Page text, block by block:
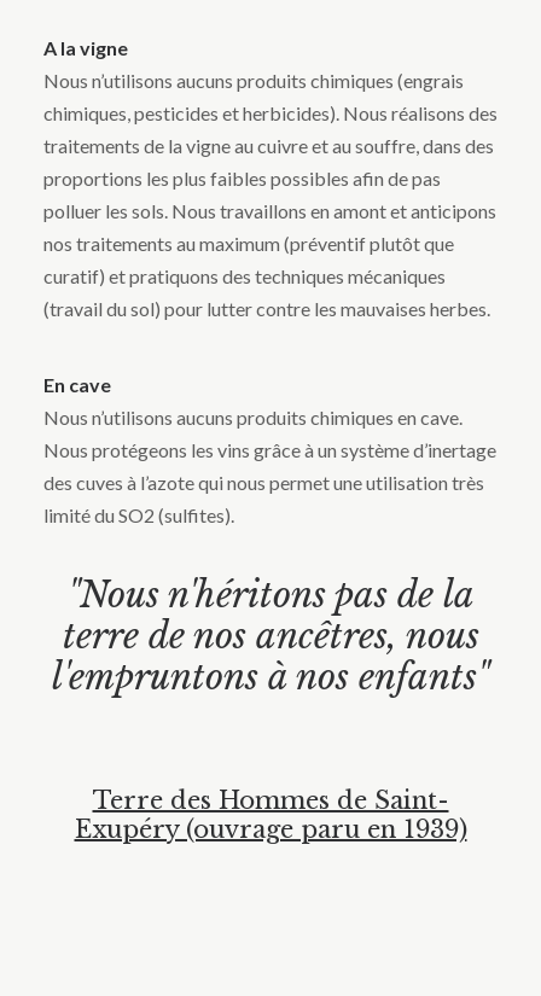
A la vigne
Nous n’utilisons aucuns produits chimiques (engrais
chimiques, pesticides et herbicides). Nous réalisons des
traitements de la vigne au cuivre et au souffre, dans des
proportions les plus faibles possibles afin de pas
polluer les sols. Nous travaillons en amont et anticipons
nos traitements au maximum (préventif plutôt que
curatif) et pratiquons des techniques mécaniques
(travail du sol) pour lutter contre les mauvaises herbes.
En cave
Nous n’utilisons aucuns produits chimiques en cave.
Nous protégeons les vins grâce à un système d’inertage
des cuves à l’azote qui nous permet une utilisation très
limité du SO2 (sulfites).
"Nous n'héritons pas de la
terre de nos ancêtres, nous
l'empruntons à nos enfants"
Terre des Hommes de Saint-
Exupéry (ouvrage paru en 1939)